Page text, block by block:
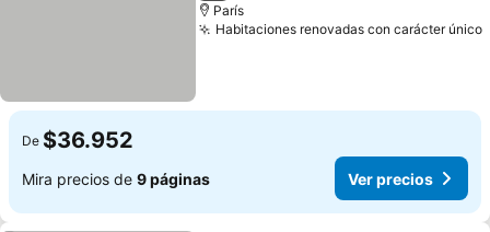
París
Habitaciones renovadas con carácter único
De $36.952
Mira precios de 9 páginas Ver precios